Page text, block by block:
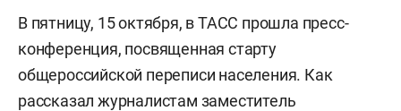
В пятницу, 15 октября, в ТАСС прошла пресс-
конференция, посвященная старту
общероссийской переписи населения. Как
рассказал журналистам заместитель